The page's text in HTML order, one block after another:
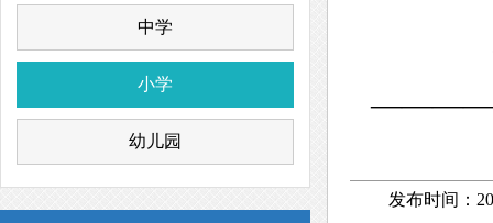
中学
小学
幼儿园
————河
发布时间：